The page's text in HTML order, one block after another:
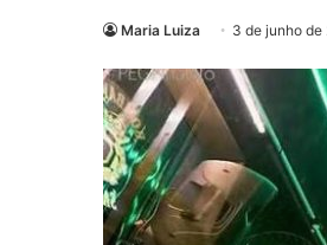
Maria Luiza 3 de junho de